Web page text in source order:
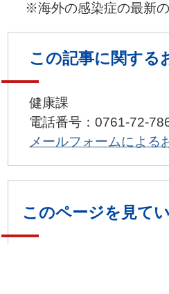
※海外の感染症の最新の
この記事に関する
健康課
電話番号：0761-72-
メールフォームによる
このページを見て